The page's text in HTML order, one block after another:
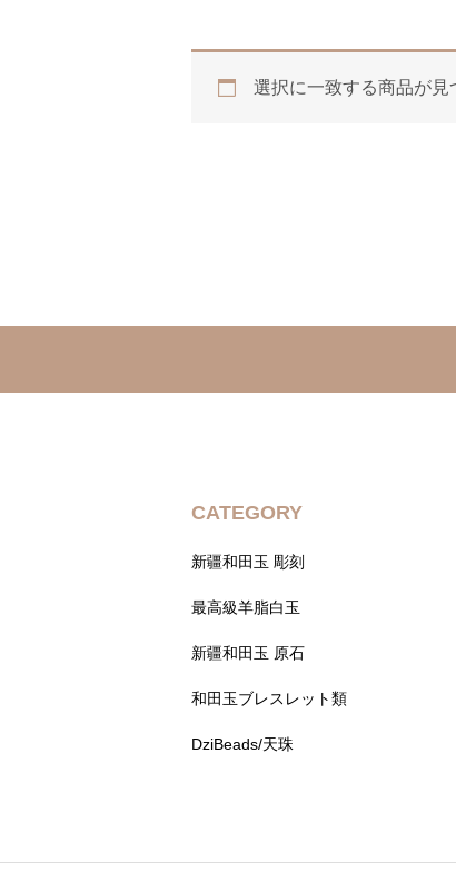
選択に一致する商品が見
CATEGORY
新疆和田玉 彫刻
最高級羊脂白玉
新疆和田玉 原石
和田玉ブレスレット類
DziBeads/天珠